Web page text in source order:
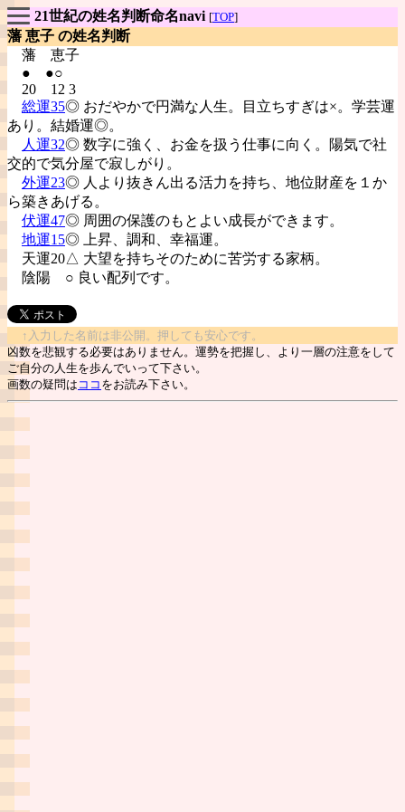
21世紀の姓名判断命名navi [TOP]
藩 恵子 の姓名判断
藩 恵子
● ●○
20 12 3
総運35◎ おだやかで円満な人生。目立ちすぎは×。学芸運
あり。結婚運◎。
人運32◎ 数字に強く、お金を扱う仕事に向く。陽気で社
交的で気分屋で寂しがり。
外運23◎ 人より抜きん出る活力を持ち、地位財産を１か
ら築きあげる。
伏運47◎ 周囲の保護のもとよい成長ができます。
地運15◎ 上昇、調和、幸福運。
天運20△ 大望を持ちそのために苦労する家柄。
陰陽 ○ 良い配列です。
↑入力した名前は非公開。押しても安心です。
凶数を悲観する必要はありません。運勢を把握し、より一層の注意をして
ご自分の人生を歩んでいって下さい。
画数の疑問は ココ をお読み下さい。